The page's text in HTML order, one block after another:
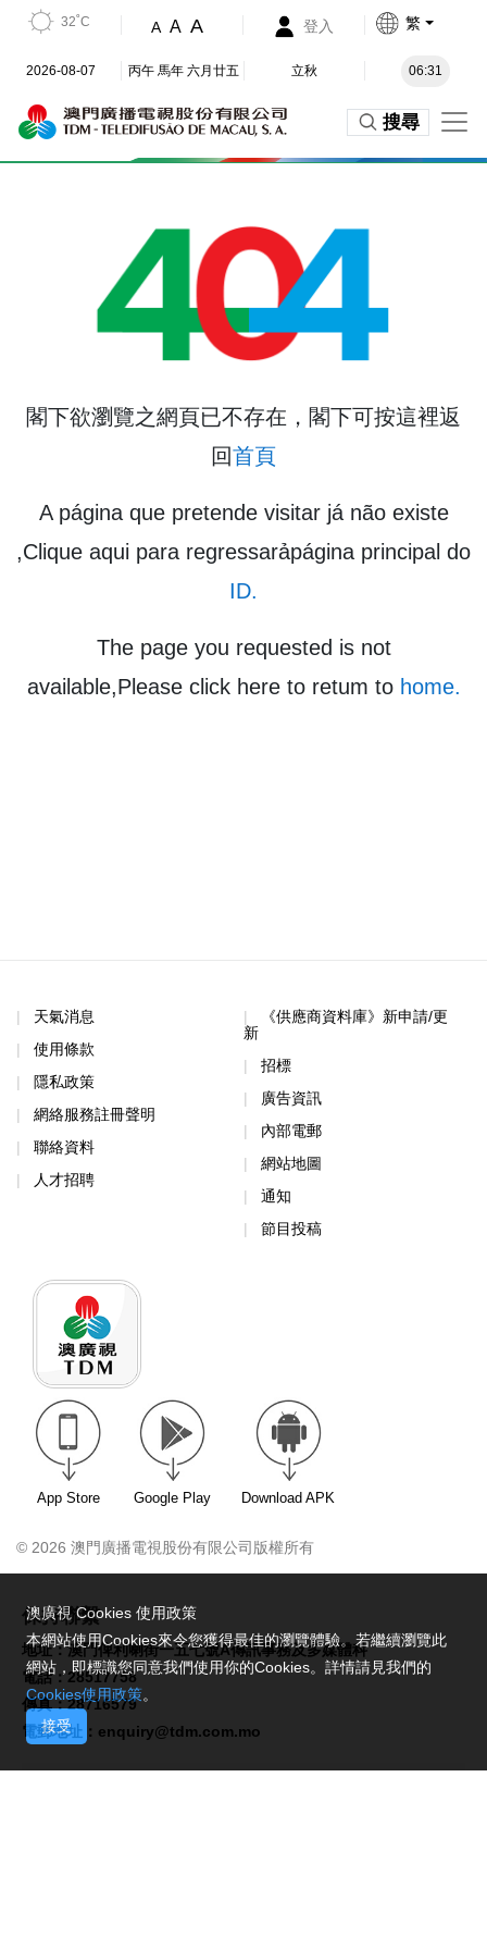
32˚C A A A 登入 繁
2026-08-07 丙午 馬年 六月廿五 立秋 06:31
搜尋
閣下欲瀏覽之網頁已不存在，閣下可按這裡返
回首頁
A página que pretende visitar já não existe
,Clique aqui para regressarảpágina principal do
ID.
The page you requested is not
available,Please click here to retum tohome.
天氣消息
使用條款
隱私政策
網絡服務註冊聲明
聯絡資料
人才招聘
《供應商資料庫》新申請/更
新
招標
廣告資訊
內部電郵
網站地圖
通知
節目投稿
App Store Google Play Download APK
© 2026 澳門廣播電視股份有限公司版權所有
保持聯繫
地址：澳門俾利喇街一五七號A傳訊事務及多媒體科
電話：28517758
傳真：28716579
電郵地址： enquiry@tdm.com.mo
澳廣視 Cookies 使用政策
本網站使用Cookies來令您獲得最佳的瀏覽體驗。若繼續瀏覽此
網站，即標識您同意我們使用你的Cookies。詳情請見我們的
Cookies使用政策。
接受